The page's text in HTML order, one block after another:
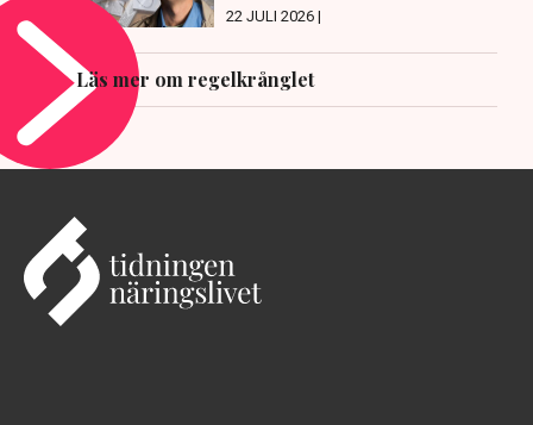
22 JULI 2026 |
Läs mer om regelkrånglet